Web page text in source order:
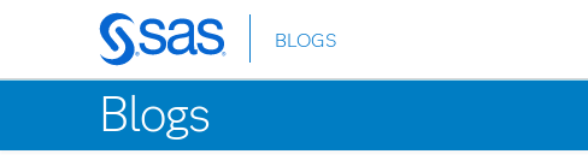
Skip
to
main
content
BLOGS
Blogs